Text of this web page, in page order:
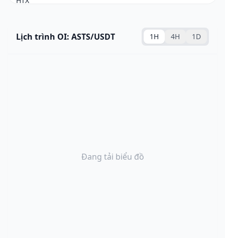
Lịch trình OI: ASTS/USDT 1H 4H 1D
Đang tải biểu đồ